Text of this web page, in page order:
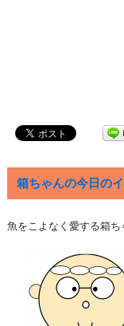
箱ちゃんの今日のイ
魚をこよなく愛する箱ち